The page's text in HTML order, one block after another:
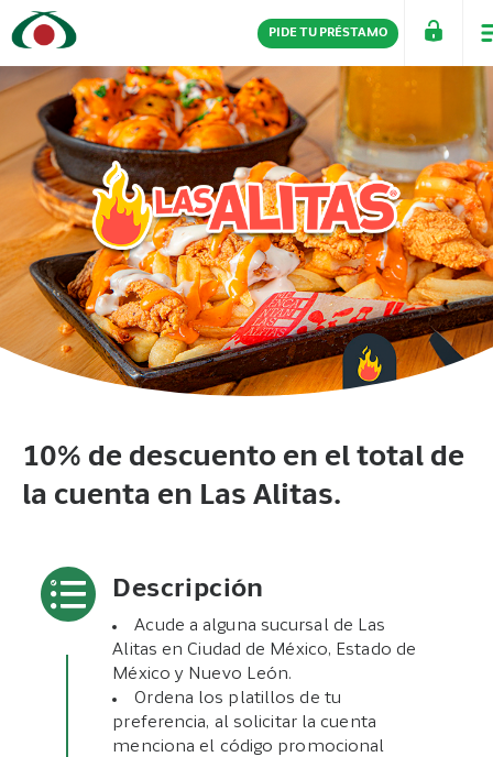
PIDE TU PRÉSTAMO
PERSONAS EMPRESAS
10% de descuento en el total de
la cuenta en Las Alitas.
Descripción
Acude a alguna sucursal de Las
Alitas en Ciudad de México, Estado de
México y Nuevo León.
Ordena los platillos de tu
preferencia, al solicitar la cuenta
menciona el código promocional